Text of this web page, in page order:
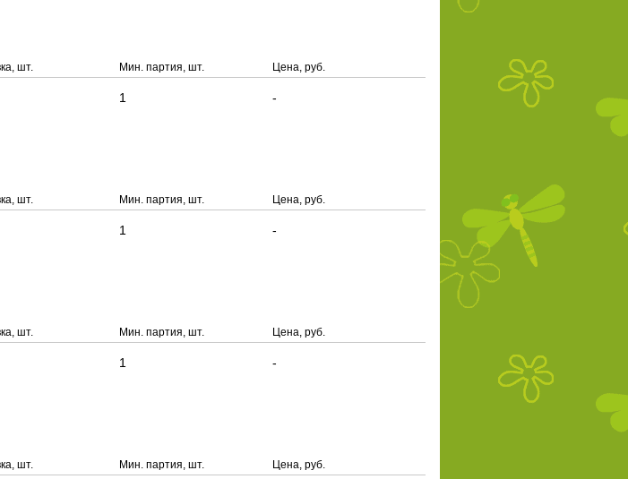
шт. Мин. партия, шт. Цена, руб.
1 -
шт. Мин. партия, шт. Цена, руб.
1 -
шт. Мин. партия, шт. Цена, руб.
1 -
шт. Мин. партия, шт. Цена, руб.